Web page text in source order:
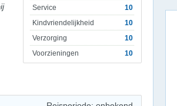
Service
10
Kindvriendelijkheid
10
Verzorging
10
Voorzieningen
10